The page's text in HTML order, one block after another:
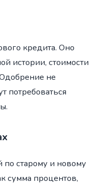
кредита. Оно
истории, стоимости
не
потребоваться
старому и новому
сумма процентов,